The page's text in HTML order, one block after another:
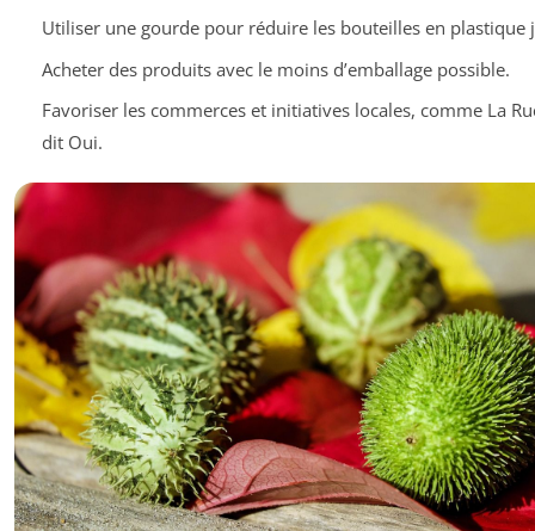
Utiliser une gourde pour réduire les bouteilles en plastique
Acheter des produits avec le moins d’emballage possible.
Favoriser les commerces et initiatives locales, comme La
dit Oui.